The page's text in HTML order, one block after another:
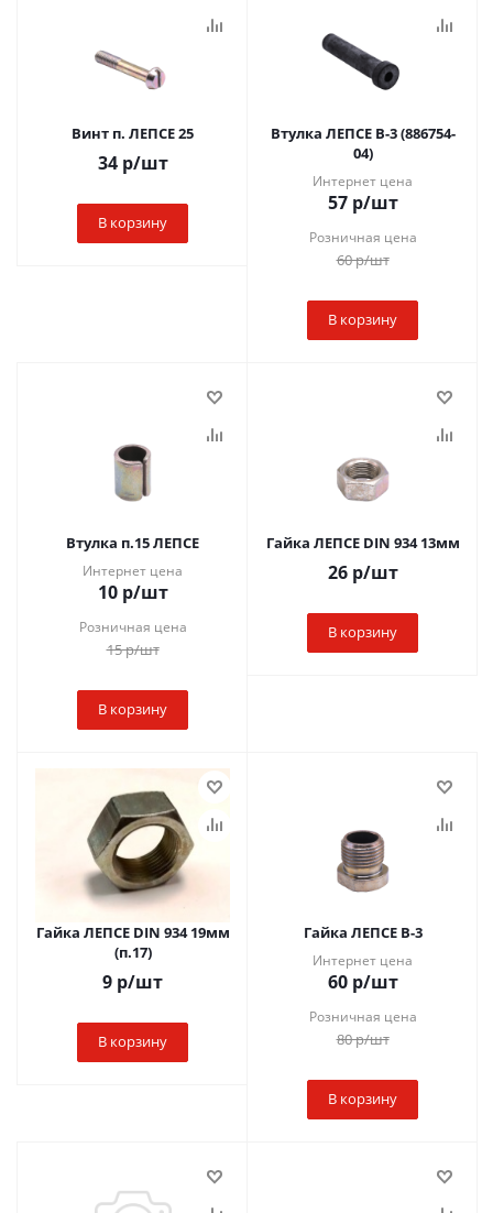
Винт п. ЛЕПСЕ 25
34р/шт
В корзину
Втулка ЛЕПСЕ В-3 (886754-
04)
Интернет цена
57р/шт
Розничная цена
60р/шт
В корзину
Втулка п.15 ЛЕПСЕ
Интернет цена
10р/шт
Розничная цена
15р/шт
В корзину
Гайка ЛЕПСЕ DIN 934 13мм
26р/шт
В корзину
Гайка ЛЕПСЕ DIN 934 19мм
(п.17)
9 р/шт
В корзину
Гайка ЛЕПСЕ В-3
Интернет цена
60р/шт
Розничная цена
80р/шт
В корзину